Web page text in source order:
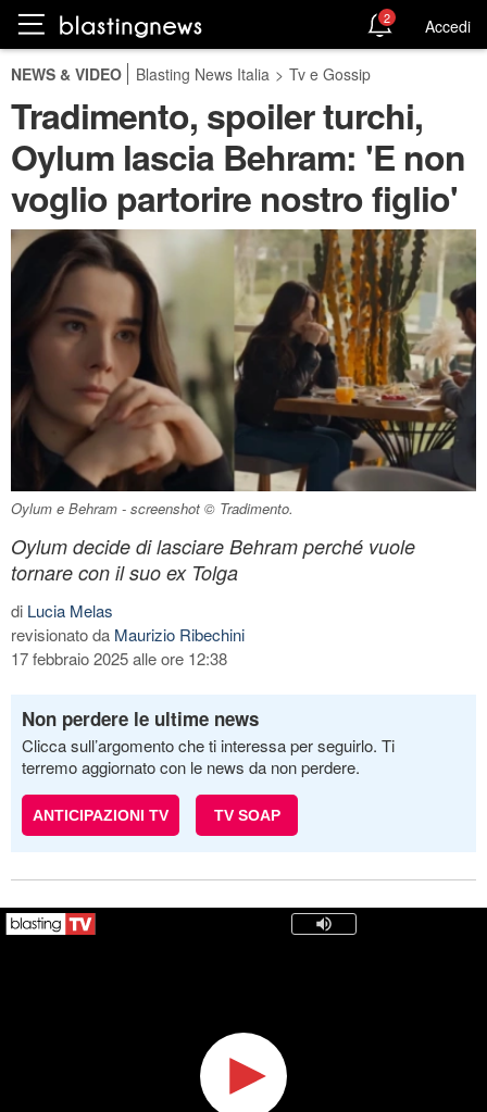
2 Accedi
NEWS & VIDEO Blasting News Italia > Tv e Gossip
Tradimento, spoiler turchi,
Oylum lascia Behram: 'E non
voglio partorire nostro figlio'
Oylum e Behram - screenshot © Tradimento.
Oylum decide di lasciare Behram perché vuole
tornare con il suo ex Tolga
di Lucia Melas
revisionato da Maurizio Ribechini
17 febbraio 2025 alle ore 12:38
Non perdere le ultime news
Clicca sull’argomento che ti interessa per seguirlo. Ti
terremo aggiornato con le news da non perdere.
ANTICIPAZIONI TV TV SOAP